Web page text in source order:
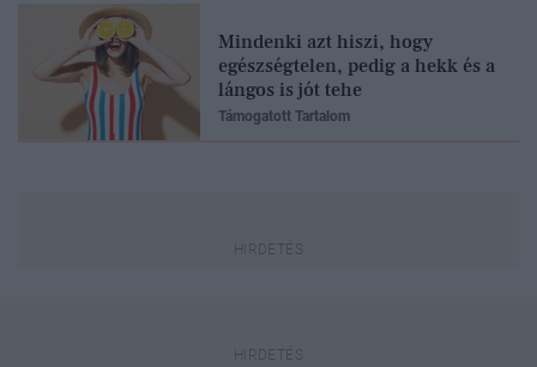
Mindenki azt hiszi, hogy
egészségtelen, pedig a hekk és a
lángos is jót tehe
Támogatott Tartalom